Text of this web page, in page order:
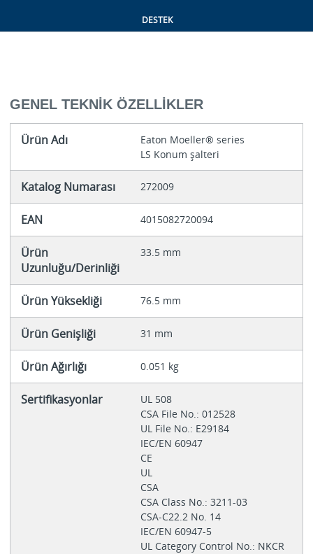
DESTEK
GENEL TEKNIK ÖZELLIKLER
Ürün Adı
Eaton Moeller® series
LS Konum şalteri
Katalog Numarası 272009
EAN 4015082720094
Ürün
Uzunluğu/Derinliği
33.5 mm
Ürün Yüksekliği 76.5 mm
Ürün Genişliği 31 mm
Ürün Ağırlığı 0.051 kg
Sertifikasyonlar
UL 508
CSA File No.: 012528
UL File No.: E29184
IEC/EN 60947
CE
UL
CSA
CSA Class No.: 3211-03
CSA-C22.2 No. 14
IEC/EN 60947-5
UL Category Control No.: NKCR